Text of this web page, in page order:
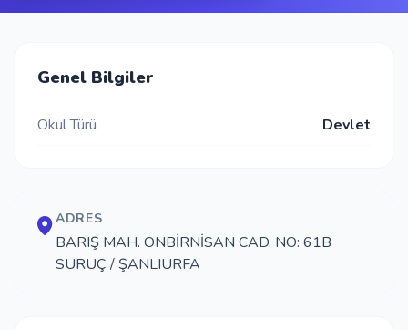
Blog
İletişim
Kayıt Ol
Genel Bilgiler
Okul Türü Devlet
ADRES
BARIŞ MAH. ONBİRNİSAN CAD. NO: 61B
SURUÇ / ŞANLIURFA